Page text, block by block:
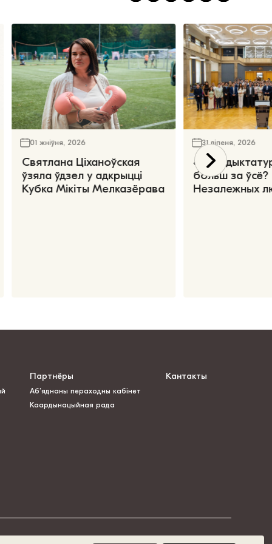
01 жніўня, 2026
Святлана Ціханоўская
ўзяла ўдзел у адкрыцці
Кубка Мікіты Мелказёрава
31 ліпеня, 2026
«Чаго
больш за ўсё?
Незалежных
Партнёры
Аб’яднаны пераходны кабінет
Каардынацыйная рада
Кантакты